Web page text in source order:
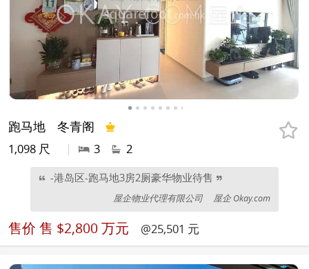
跑马地 冬青阁
1,098 尺 | 3 2
-港岛区-跑马地3房2厕豪华物业待售
屋企物业代理有限公司 屋企 Okay.com
售价 售 $2,800 万元 @25,501 元